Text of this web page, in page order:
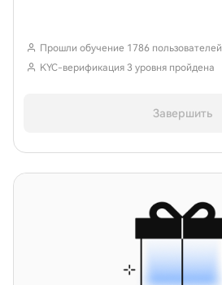
Прошли обучение 1786 пользователей
KYC-верификация 3 уровня пройдена
Завершить